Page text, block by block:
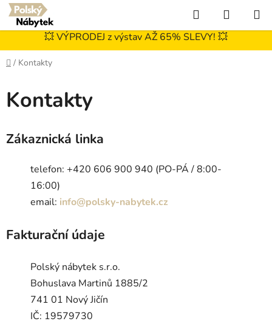
Přejít
na
obsah
Hledat
KOŠÍK
💥 VÝPRODEJ z výstav AŽ 65% SLEVY! 💥
Domů
/ Kontakty
Kontakty
Zákaznická linka
telefon: +420 606 900 940 (PO-PÁ / 8:00-
16:00)
email: info@polsky-nabytek.cz
Fakturační údaje
Polský nábytek s.r.o.
Bohuslava Martinů 1885/2
741 01 Nový Jičín
IČ: 19579730